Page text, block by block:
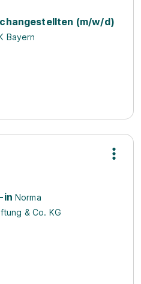
(m/w/d)
Bayern
in Norma
& Co. KG